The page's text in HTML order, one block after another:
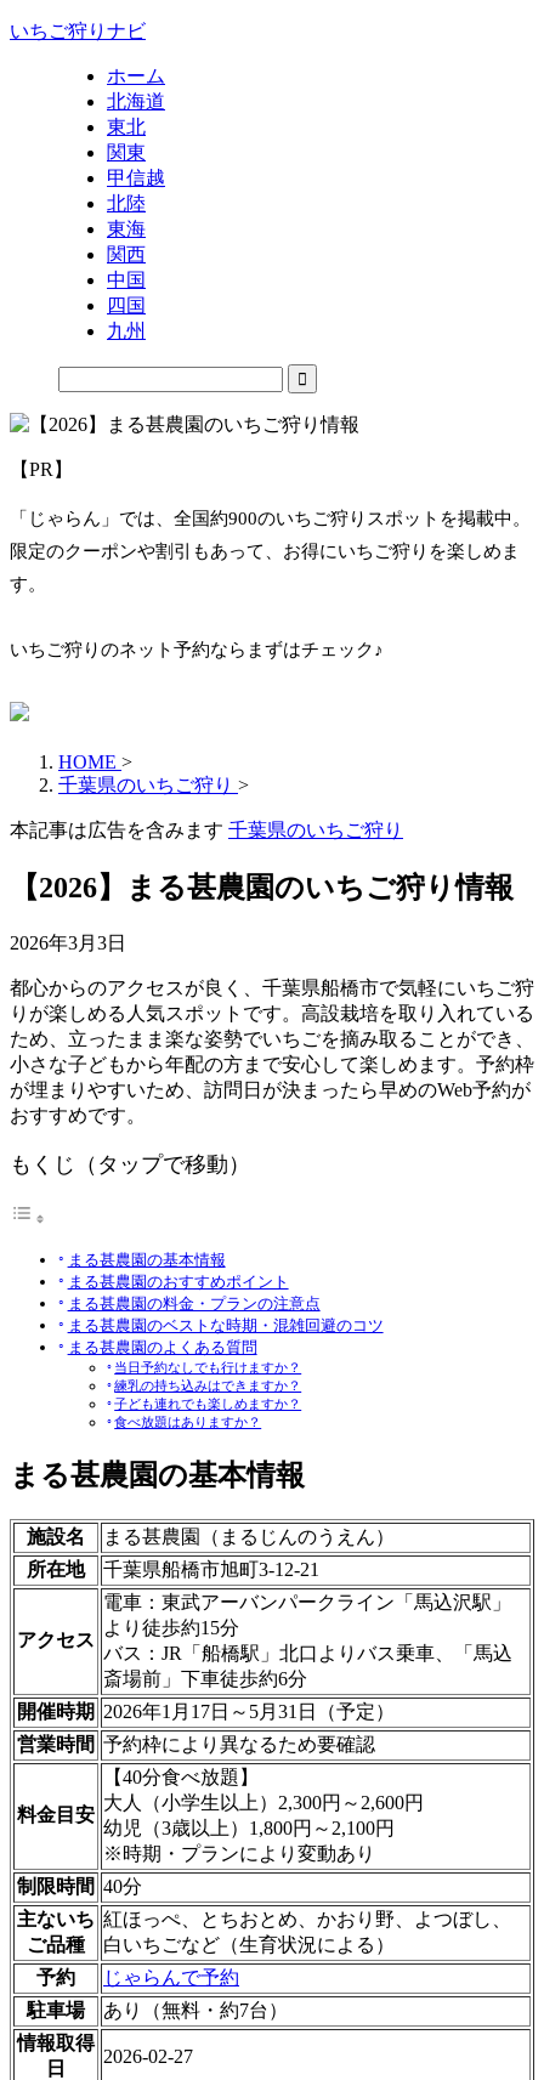
いちご狩りナビ
ホーム
北海道
東北
関東
甲信越
北陸
東海
関西
中国
四国
九州
【PR】
「じゃらん」では、全国約900のいちご狩りスポットを掲載中。
限定のクーポンや割引もあって、お得にいちご狩りを楽しめま
す。
いちご狩りのネット予約ならまずはチェック♪
HOME >
千葉県のいちご狩り >
本記事は広告を含みます 千葉県のいちご狩り
【2026】まる甚農園のいちご狩り情報
2026年3月3日
都心からのアクセスが良く、千葉県船橋市で気軽にいちご狩
りが楽しめる人気スポットです。高設栽培を取り入れている
ため、立ったまま楽な姿勢でいちごを摘み取ることができ、
小さな子どもから年配の方まで安心して楽しめます。予約枠
が埋まりやすいため、訪問日が決まったら早めのWeb予約が
おすすめです。
もくじ（タップで移動）
まる甚農園の基本情報
まる甚農園のおすすめポイント
まる甚農園の料金・プランの注意点
まる甚農園のベストな時期・混雑回避のコツ
まる甚農園のよくある質問
当日予約なしでも行けますか？
練乳の持ち込みはできますか？
子ども連れでも楽しめますか？
食べ放題はありますか？
まる甚農園の基本情報
施設名
まる甚農園（まるじんのうえん）
所在地
千葉県船橋市旭町3-12-21
アクセス
電車：東武アーバンパークライン「馬込沢駅」
より徒歩約15分
バス：JR「船橋駅」北口よりバス乗車、「馬込
斎場前」下車徒歩約6分
開催時期 2026年1月17日～5月31日（予定）
営業時間 予約枠により異なるため要確認
料金目安
【40分食べ放題】
大人（小学生以上）2,300円～2,600円
幼児（3歳以上）1,800円～2,100円
※時期・プランにより変動あり
制限時間 40分
主ないち
ご品種
紅ほっぺ、とちおとめ、かおり野、よつぼし、
白いちごなど（生育状況による）
予約
じゃらんで予約
駐車場
あり（無料・約7台）
情報取得
日
2026-02-27